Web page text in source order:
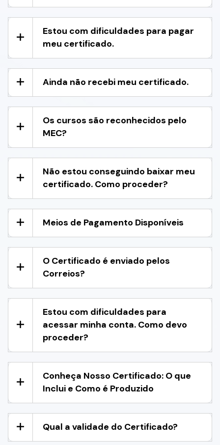
Estou com dificuldades para pagar
meu certificado.
Ainda não recebi meu certificado.
Os cursos são reconhecidos pelo
MEC?
Não estou conseguindo baixar meu
certificado. Como proceder?
Meios de Pagamento Disponíveis
O Certificado é enviado pelos
Correios?
Estou com dificuldades para
acessar minha conta. Como devo
proceder?
Conheça Nosso Certificado: O que
Inclui e Como é Produzido
Qual a validade do Certificado?